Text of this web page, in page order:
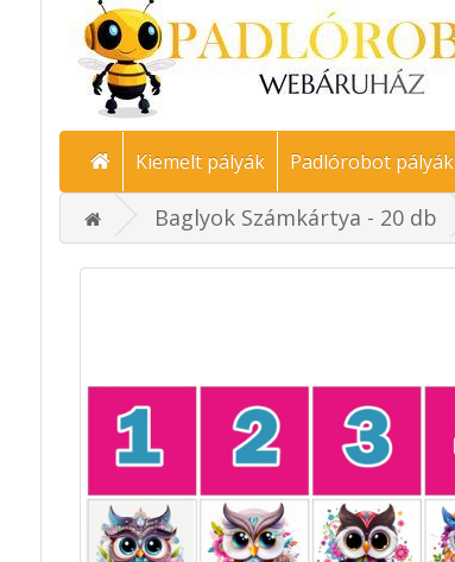
Kiemelt pályák Padlórobot pályák
Baglyok Számkártya - 20 db